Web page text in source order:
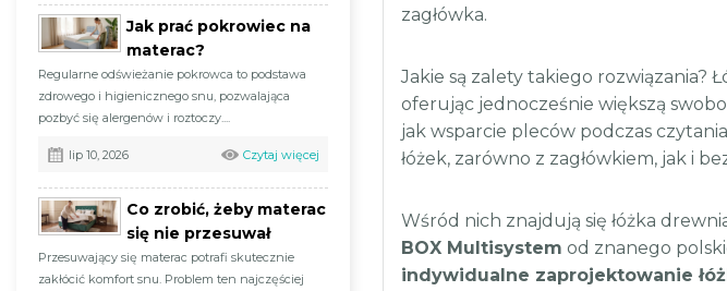
Jak prać pokrowiec na
materac?
Regularne odświeżanie pokrowca to podstawa
zdrowego i higienicznego snu, pozwalająca
pozbyć się alergenów i roztoczy....
lip 10, 2026 Czytaj więcej
Co zrobić, żeby materac
się nie przesuwał
Przesuwający się materac potrafi skutecznie
zakłócić komfort snu. Problem ten najczęściej
zagłówka.
Jakie są zalety takiego rozwiązania?
oferując jednocześnie większą
jak wsparcie pleców podczas
łóżek, zarówno z zagłówkiem, jak i
Wśród nich znajdują się łóżka
BOX Multisystem od znanego
indywidualne zaprojektowanie